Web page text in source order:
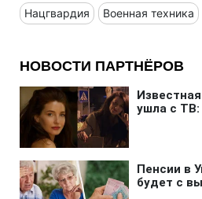
Нацгвардия Военная техника